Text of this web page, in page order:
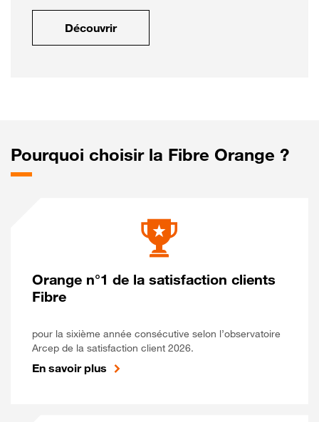
Découvrir
Pourquoi choisir la Fibre Orange ?
Orange n°1 de la satisfaction clients
Fibre
pour la sixième année consécutive selon l’observatoire
Arcep de la satisfaction client 2026.
En savoir plus